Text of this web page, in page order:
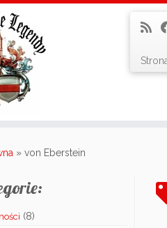
» von Eberstein
(8)